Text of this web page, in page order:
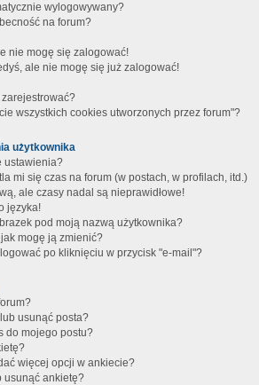
wylogowywany?
na forum?
nie mogę się zalogować!
ale nie mogę się już zalogować!
wszystkich cookies utworzonych przez forum"?
użytkownika
ustawienia?
mi się czas na forum (w postach, w profilach, itd.)
ale czasy nadal są nieprawidłowe!
języka!
pod moją nazwą użytkownika?
mogę ją zmienić?
po kliknięciu w przycisk "e-mail"?
usunąć posta?
do mojego postu?
więcej opcji w ankiecie?
usunąć ankietę?